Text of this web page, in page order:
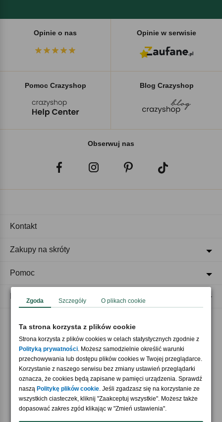
Opinie o nas Opinie w serwisie
Pomoc Crazyshop Blog Crazyshop
Obserwuj nas
Akceptujemy płatności
Nasi partnerzy
Kontakt
Zakupy na skróty
Pomoc
Zgoda Szczegóły O plikach cookie
Ta strona korzysta z plików cookie
Strona korzysta z plików cookies w celach statystycznych zgodnie z
Polityką prywatności. Możesz samodzielnie określić warunki
przechowywania lub dostępu plików cookies w Twojej przeglądarce.
Korzystanie z naszego serwisu bez zmiany ustawień przeglądarki
oznacza, że cookies będą zapisane w pamięci urządzenia. Sprawdź
naszą Politykę plików cookie. Jeśli zgadzasz się na korzystanie ze
wszystkich ciasteczek, kliknij "Zaakceptuj wszystkie". Możesz także
dopasować zakres zgód klikając w "Zmień ustawienia".